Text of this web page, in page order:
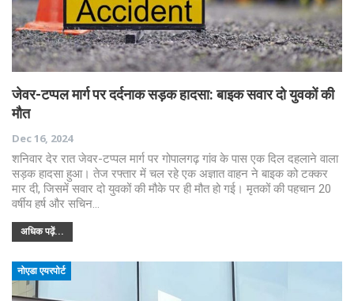
जेवर-टप्पल मार्ग पर दर्दनाक सड़क हादसा: बाइक सवार दो युवकों की
मौत
Dec 16, 2024
शनिवार देर रात जेवर-टप्पल मार्ग पर गोपालगढ़ गांव के पास एक दिल दहलाने वाला
सड़क हादसा हुआ। तेज रफ्तार में चल रहे एक अज्ञात वाहन ने बाइक को टक्कर
मार दी, जिसमें सवार दो युवकों की मौके पर ही मौत हो गई। मृतकों की पहचान 20
वर्षीय हर्ष और सचिन…
अधिक पढ़ें...
नोएडा एयरपोर्ट